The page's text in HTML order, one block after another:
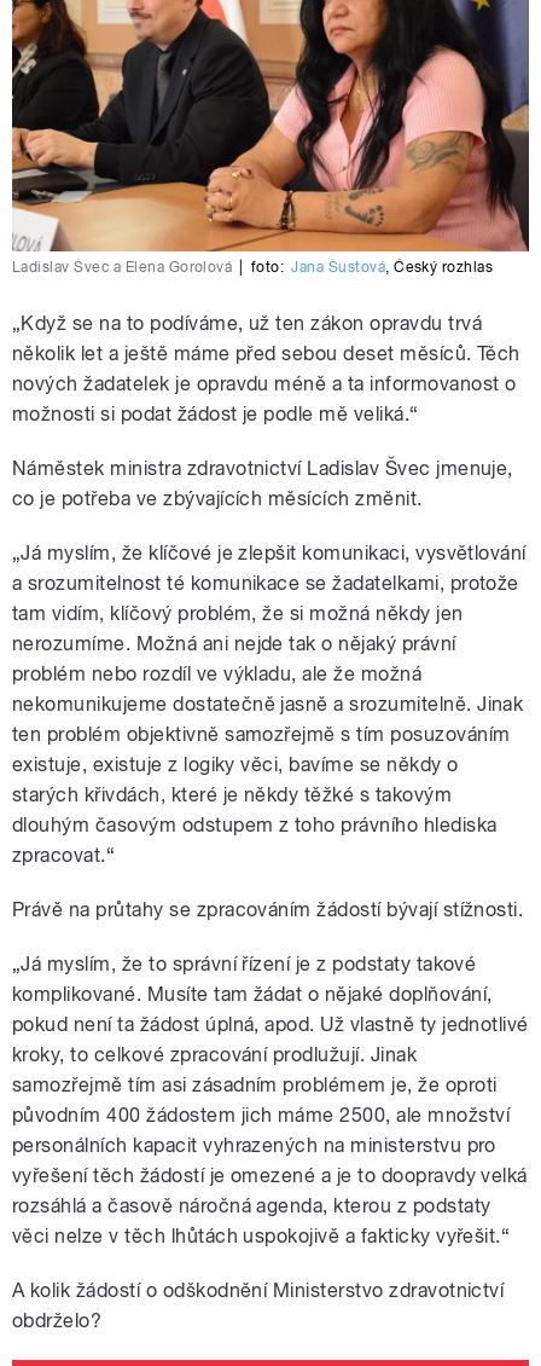
Ladislav Švec a Elena Gorolová foto: Jana Šustová ,Český rozhlas
„Když se na to podíváme, už ten zákon opravdu trvá
několik let a ještě máme před sebou deset měsíců. Těch
nových žadatelek je opravdu méně a ta informovanost o
možnosti si podat žádost je podle mě veliká.“
Náměstek ministra zdravotnictví Ladislav Švec jmenuje,
co je potřeba ve zbývajících měsících změnit.
„Já myslím, že klíčové je zlepšit komunikaci, vysvětlování
a srozumitelnost té komunikace se žadatelkami, protože
tam vidím, klíčový problém, že si možná někdy jen
nerozumíme. Možná ani nejde tak o nějaký právní
problém nebo rozdíl ve výkladu, ale že možná
nekomunikujeme dostatečně jasně a srozumitelně. Jinak
ten problém objektivně samozřejmě s tím posuzováním
existuje, existuje z logiky věci, bavíme se někdy o
starých křivdách, které je někdy těžké s takovým
dlouhým časovým odstupem z toho právního hlediska
zpracovat.“
Právě na průtahy se zpracováním žádostí bývají stížnosti.
„Já myslím, že to správní řízení je z podstaty takové
komplikované. Musíte tam žádat o nějaké doplňování,
pokud není ta žádost úplná, apod. Už vlastně ty jednotlivé
kroky, to celkové zpracování prodlužují. Jinak
samozřejmě tím asi zásadním problémem je, že oproti
původním 400 žádostem jich máme 2500, ale množství
personálních kapacit vyhrazených na ministerstvu pro
vyřešení těch žádostí je omezené a je to doopravdy velká
rozsáhlá a časově náročná agenda, kterou z podstaty
věci nelze v těch lhůtách uspokojivě a fakticky vyřešit.“
A kolik žádostí o odškodnění Ministerstvo zdravotnictví
obdrželo?